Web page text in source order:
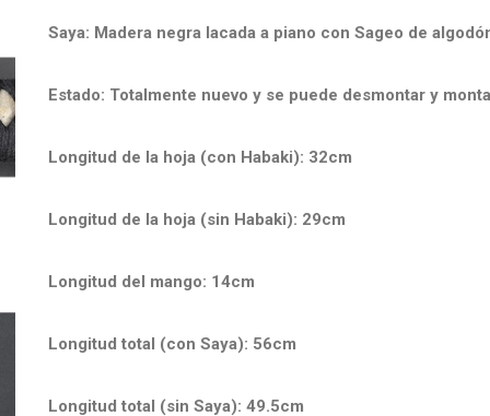
Saya: Madera negra lacada a piano con Sageo de
Estado: Totalmente nuevo y se puede desmontar y
Longitud de la hoja (con Habaki): 32cm
Longitud de la hoja (sin Habaki): 29cm
Longitud del mango: 14cm
Longitud total (con Saya): 56cm
Longitud total (sin Saya): 49.5cm